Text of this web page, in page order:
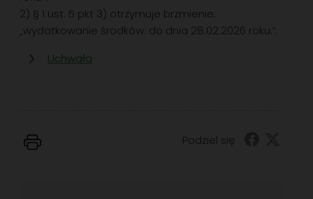
2) § 1 ust. 5 pkt 3) otrzymuje brzmienie:
„wydatkowanie środków: do dnia 28.02.2026 roku.”.
Uchwała
Podziel się